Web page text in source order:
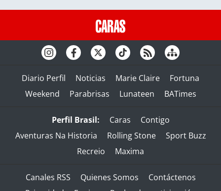
Diario Perfil Noticias Marie Claire
Fortuna
Weekend
Parabrisas Lunateen BATimes
Perfil Brasil: Caras
Contigo
Aventuras Na Historia
Rolling Stone
Sport Buzz
Recreio
Maxima
Canales RSS Quienes Somos
Contáctenos